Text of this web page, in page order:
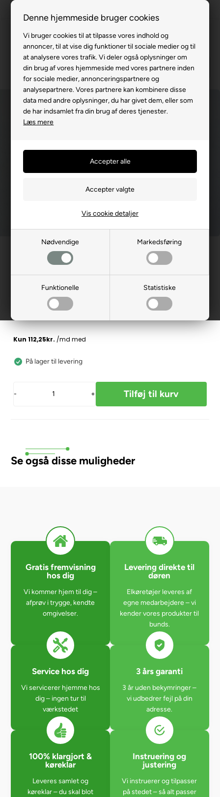
Denne hjemmeside bruger cookies
Vi bruger cookies til at tilpasse vores indhold og
annoncer, til at vise dig funktioner til sociale medier og til
at analysere vores trafik. Vi deler også oplysninger om
din brug af vores hjemmeside med vores partnere inden
for sociale medier, annonceringspartnere og
analysepartnere. Vores partnere kan kombinere disse
data med andre oplysninger, du har givet dem, eller som
de har indsamlet fra din brug af deres tjenester.
Læs mere
Nødvendige Markedsføring
Funktionelle Statistiske
Vis cookie detaljer
Gratis levering v. køb for 799,-
Service hos dig
3 års garanti
63 15 00 00
Reservedele»
Bremsegreb, venstre, X30
139028
449,00DKK
På lager til levering
- +
Se også disse muligheder
Gratis fremvisning
hos dig
Vi kommer hjem til dig –
afprøv i trygge, kendte
omgivelser.
Levering direkte til
døren
Elkøretøjer leveres af
egne medarbejdere – vi
kender vores produkter til
bunds.
Service hos dig
Vi servicerer hjemme hos
dig – ingen tur til
værkstedet
3 års garanti
3 år uden bekymringer –
vi udbedrer fejl på din
adresse.
100% klargjort &
køreklar
Leveres samlet og
køreklar – du skal blot
Instruering og
justering
Vi instruerer og tilpasser
på stedet – så alt passer